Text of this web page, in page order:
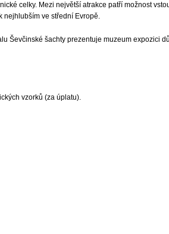
celky. Mezi největší atrakce patří možnost
nejhlubším ve střední Evropě.
Ševčinské šachty prezentuje muzeum expozici
vzorků (za úplatu).